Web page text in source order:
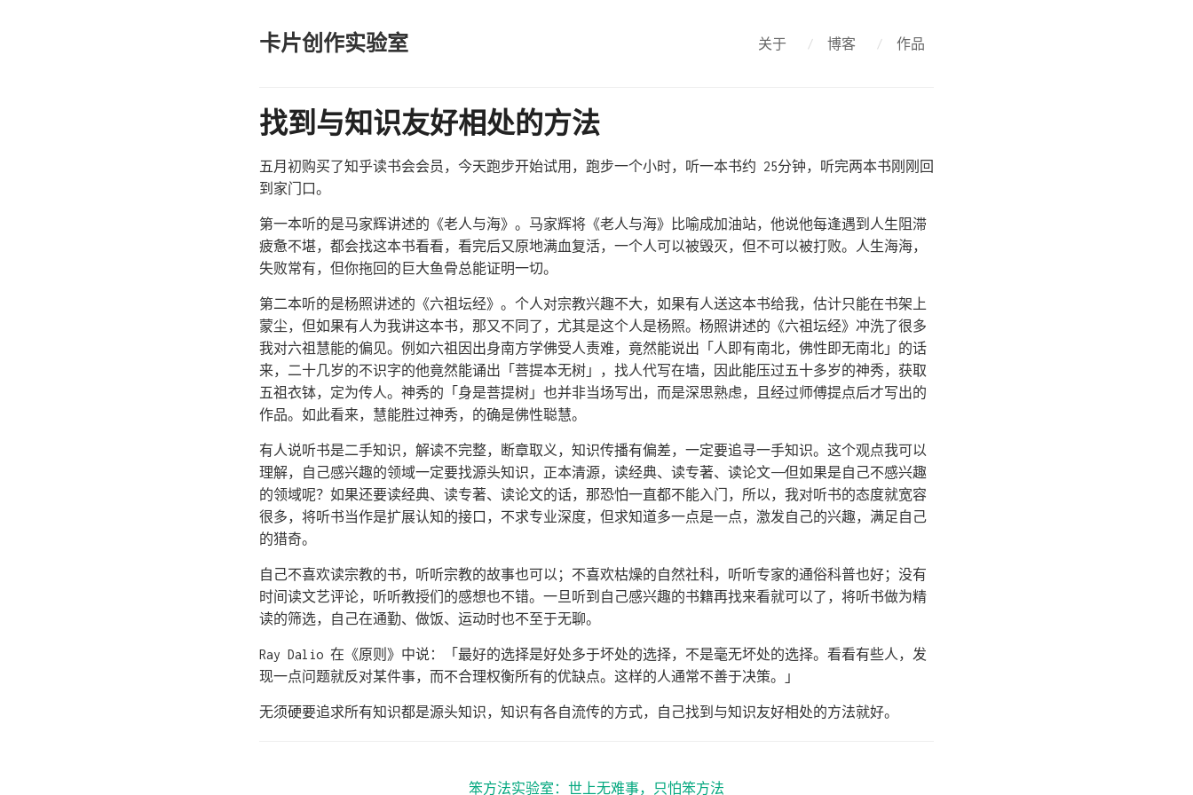
卡片创作实验室 关于 / 博客 / 作品
找到与知识友好相处的方法
五月初购买了知乎读书会会员，今天跑步开始试用，跑步一个小时，听一本书约 25分钟，听完两本书刚刚回
到家门口。
第一本听的是马家辉讲述的《老人与海》。马家辉将《老人与海》比喻成加油站，他说他每逢遇到人生阻滞
疲惫不堪，都会找这本书看看，看完后又原地满血复活，一个人可以被毁灭，但不可以被打败。人生海海，
失败常有，但你拖回的巨大鱼骨总能证明一切。
第二本听的是杨照讲述的《六祖坛经》。个人对宗教兴趣不大，如果有人送这本书给我，估计只能在书架上
蒙尘，但如果有人为我讲这本书，那又不同了，尤其是这个人是杨照。杨照讲述的《六祖坛经》冲洗了很多
我对六祖慧能的偏见。例如六祖因出身南方学佛受人责难，竟然能说出「人即有南北，佛性即无南北」的话
来，二十几岁的不识字的他竟然能诵出「菩提本无树」，找人代写在墙，因此能压过五十多岁的神秀，获取
五祖衣钵，定为传人。神秀的「身是菩提树」也并非当场写出，而是深思熟虑，且经过师傅提点后才写出的
作品。如此看来，慧能胜过神秀，的确是佛性聪慧。
有人说听书是二手知识，解读不完整，断章取义，知识传播有偏差，一定要追寻一手知识。这个观点我可以
理解，自己感兴趣的领域一定要找源头知识，正本清源，读经典、读专著、读论文——但如果是自己不感兴趣
的领域呢？如果还要读经典、读专著、读论文的话，那恐怕一直都不能入门，所以，我对听书的态度就宽容
很多，将听书当作是扩展认知的接口，不求专业深度，但求知道多一点是一点，激发自己的兴趣，满足自己
的猎奇。
自己不喜欢读宗教的书，听听宗教的故事也可以；不喜欢枯燥的自然社科，听听专家的通俗科普也好；没有
时间读文艺评论，听听教授们的感想也不错。一旦听到自己感兴趣的书籍再找来看就可以了，将听书做为精
读的筛选，自己在通勤、做饭、运动时也不至于无聊。
Ray Dalio 在《原则》中说：「最好的选择是好处多于坏处的选择，不是毫无坏处的选择。看看有些人，发
现一点问题就反对某件事，而不合理权衡所有的优缺点。这样的人通常不善于决策。」
无须硬要追求所有知识都是源头知识，知识有各自流传的方式，自己找到与知识友好相处的方法就好。
笨方法实验室：世上无难事，只怕笨方法